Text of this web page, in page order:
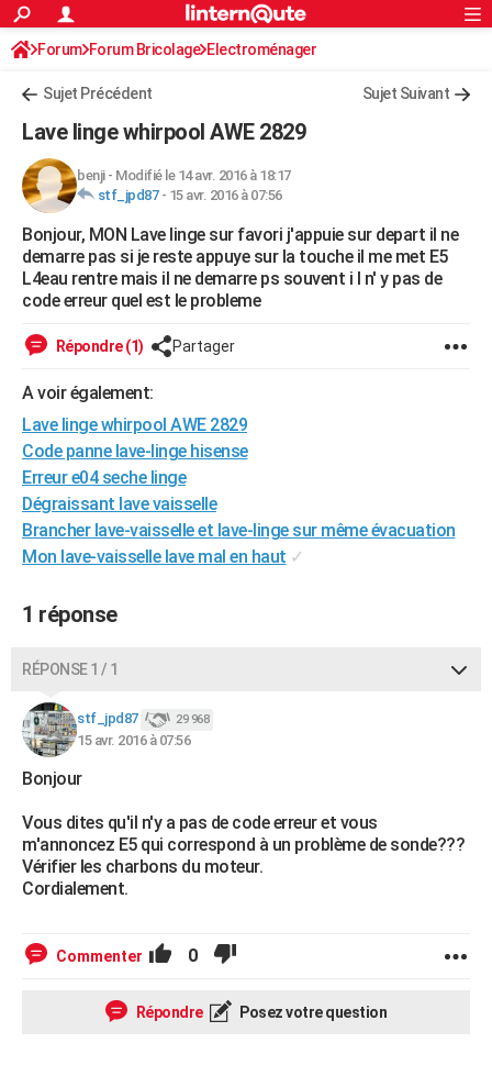
ACTUALITÉS
Politique
Société
Faits Divers
Education
Monde
Villes
+
FINANCE
Retraite
Impôts
Epargne
Immobilier
Risques naturels par ville
Banque
Assurance
Crédit
AUTO
Essais
Réserver un essai
Citadines
Berlines
SUV
Forum auto
+HIGH-TECH
Mobiles
Meilleur smartphone
Internet
Ordinateurs
Jeux vidéo
Guide high-tech
+BRICOLAGE
Forum
Aménagement intérieur
Extérieur
Cuisine
Salle de bains
Jardinage
Rangement
WEEK-END
LIFESTYLE
Art de vivre
Bien-être
Loisirs
Mode
Modes de vie
SANTE
Alimentation
Guide de la santé
Maladies
Médicaments
Sommeil
VOYAGE
Destinations
City break
Voyage nature
Voyage de noces
Forum
Climat
+PHOTO
GUIDES D'ACHAT
BONS PLANS
Dictionnaire
Biographies
Citations
Expressions
Proverbes
PROGRAMME TV
COPAINS D'AVANT
S'inscrire
Se connecter
Lycées
Collèges
Primaires
Universités
Entreprises
Service militaire
Avis de recherche
AVIS DE DÉCÈS
FORUM
S'inscrire
Connexion
Forum Forum Bricolage Electroménager
Sujet Précédent Sujet Suivant
Lave linge whirpool AWE 2829
benji- Modifié le 14 avr. 2016 à 18:17
stf_jpd87- 15 avr. 2016 à 07:56
Bonjour, MON Lave linge sur favori j'appuie sur depart il ne
demarre pas si je reste appuye sur la touche il me met E5
L4eau rentre mais il ne demarre ps souvent i l n' y pas de
code erreur quel est le probleme
Répondre (1) Partager
A voir également:
Lave linge whirpool AWE 2829
Code panne lave-linge hisense
Erreur e04 seche linge
Dégraissant lave vaisselle
Brancher lave-vaisselle et lave-linge sur même évacuation
Mon lave-vaisselle lave mal en haut ✓
1 réponse
RÉPONSE 1 / 1
stf_jpd87 29 968
15 avr. 2016 à 07:56
Bonjour
Vous dites qu'il n'y a pas de code erreur et vous
m'annoncez E5 qui correspond à un problème de sonde???
Vérifier les charbons du moteur.
Cordialement.
Commenter 0
Répondre Posez votre question